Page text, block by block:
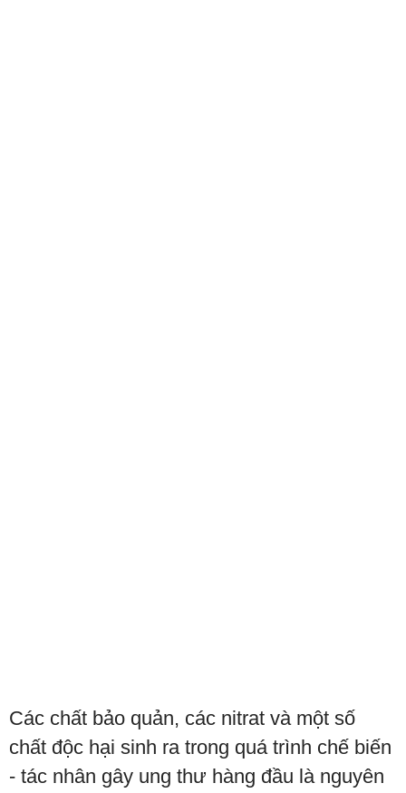
Các chất bảo quản, các nitrat và một số
chất độc hại sinh ra trong quá trình chế biến
- tác nhân gây ung thư hàng đầu là nguyên